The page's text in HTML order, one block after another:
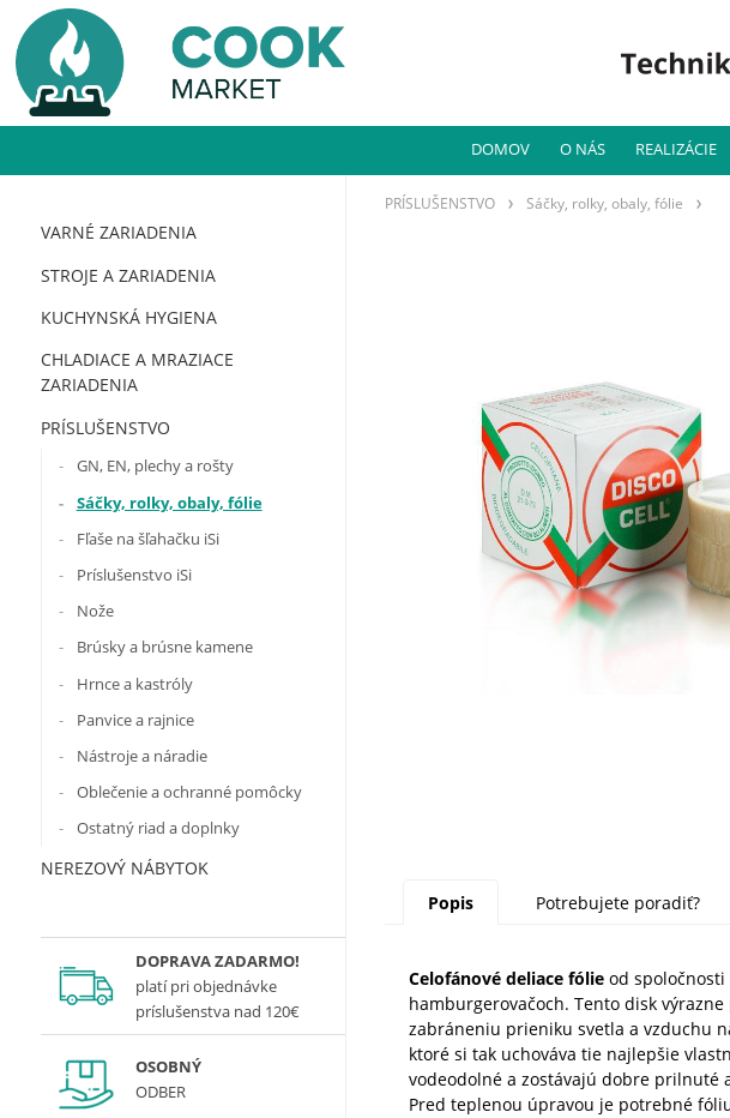
DOMOV O NÁS REALIZÁCIE
VARNÉ ZARIADENIA
STROJE A ZARIADENIA
KUCHYNSKÁ HYGIENA
CHLADIACE A MRAZIACE
ZARIADENIA
PRÍSLUŠENSTVO
GN, EN, plechy a rošty
Sáčky, rolky, obaly, fólie
Fľaše na šľahačku iSi
Príslušenstvo iSi
Nože
Brúsky a brúsne kamene
Hrnce a kastróly
Panvice a rajnice
Nástroje a náradie
Oblečenie a ochranné pomôcky
Ostatný riad a doplnky
NEREZOVÝ NÁBYTOK
DOPRAVA ZADARMO!
platípri objednávke
príslušenstva nad 120€
OSOBNÝ
ODBER
PRÍSLUŠENSTVO Sáčky, rolky, obaly, fólie
Popis Potrebujete poradiť?
Celofánové deliace fólie od spoločnosti
hamburgerovačoch. Tento disk
zabráneniu prieniku svetla a vzduchu
ktoré si tak uchováva tie najlepšie
vodeodolné a zostávajú dobre prilnuté
Pred teplenou úpravou je potrebné